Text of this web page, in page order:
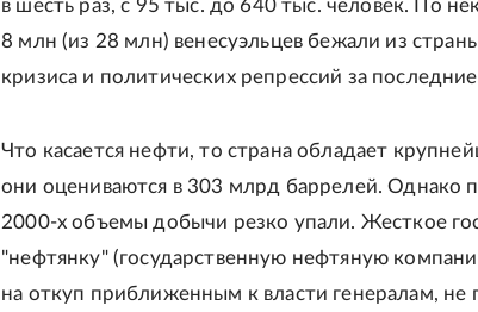
в шесть раз, с 95 тыс. до 640 тыс. человек. По
8 млн (из 28 млн) венесуэльцев бежали из
кризиса и политических репрессий за
Что касается нефти, то страна обладает
они оцениваются в 303 млрд баррелей. Однако
2000-х объемы добычи резко упали. Жесткое
"нефтянку" (государственную нефтяную
на откуп приближенным к власти генералам, не